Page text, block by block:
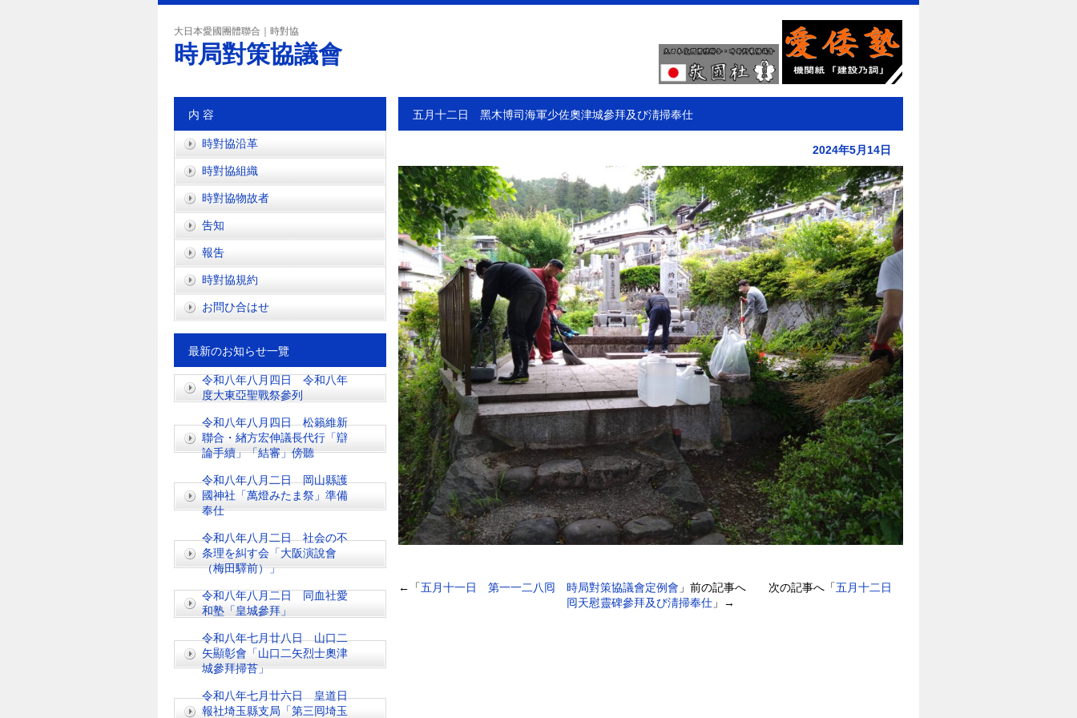
大日本愛國團體聯合｜時對協
時局對策協議會
五月十二日 黑木博司海軍少佐奧津城參拜及び淸掃奉仕
2024年5月14日
←「五月十一日 第一一二八囘 時局對策協議會定例會 」前の記事へ 次の記事へ「五月十二日
囘天慰靈碑參拜及び淸掃奉仕 」→
内 容
時對協沿革
時對協組織
時對協物故者
吿知
報吿
時對協規約
お問ひ合はせ
最新のお知らせ一覽
令和八年八月四日 令和八年
度大東亞聖戰祭參列
令和八年八月四日 松籟維新
聯合・緖方宏伸議長代行「辯
論手續」「結審」傍聽
令和八年八月二日 岡山縣護
國神社「萬燈みたま祭」準備
奉仕
令和八年八月二日 社会の不
条理を糾す会「大阪演說會
（梅田驛前）」
令和八年八月二日 同血社愛
和塾「皇城參拜」
令和八年七月廿八日 山口二
矢顯彰會「山口二矢烈士奧津
城參拜掃苔」
令和八年七月廿六日 皇道日
報社埼玉縣支局「第三囘埼玉